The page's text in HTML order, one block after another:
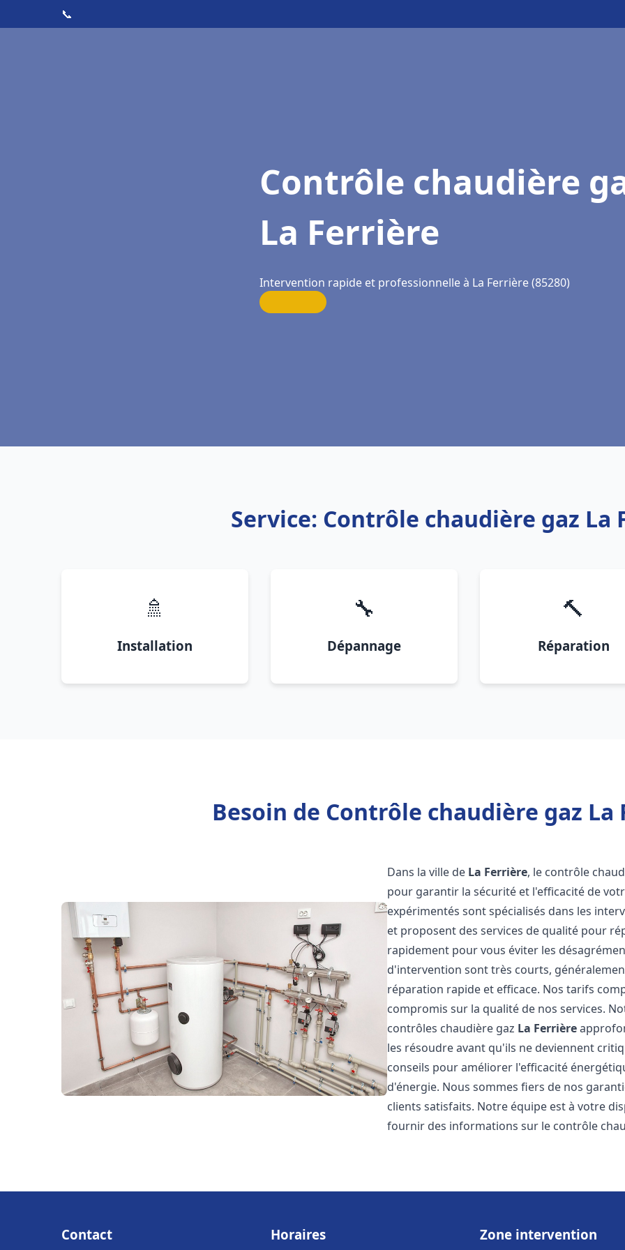
📞
Contrôle chaudière
La Ferrière
Intervention rapide et professionnelle à La Ferrière (85280)
Service: Contrôle chaudière gaz La
🚿
Installation
🔧
Dépannage
🔨
Réparation
Besoin de Contrôle chaudière gaz La
Dans la ville de La Ferrière, le contrôle
pour garantir la sécurité et l'efficacité de
expérimentés sont spécialisés dans les
et proposent des services de qualité pour
rapidement pour vous éviter les
d'intervention sont très courts,
réparation rapide et efficace. Nos tarifs
compromis sur la qualité de nos services.
contrôles chaudière gaz La Ferrière
les résoudre avant qu'ils ne deviennent
conseils pour améliorer l'efficacité
d'énergie. Nous sommes fiers de nos
clients satisfaits. Notre équipe est à votre
fournir des informations sur le contrôle
Contact Horaires Zone intervention